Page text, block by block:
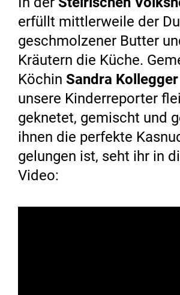
erfüllt mittlerweile der
geschmolzener Butter
Kräutern die Küche.
Köchin Sandra Kollegger
unsere Kinderreporter
geknetet, gemischt und
ihnen die perfekte
gelungen ist, seht ihr in
Video: